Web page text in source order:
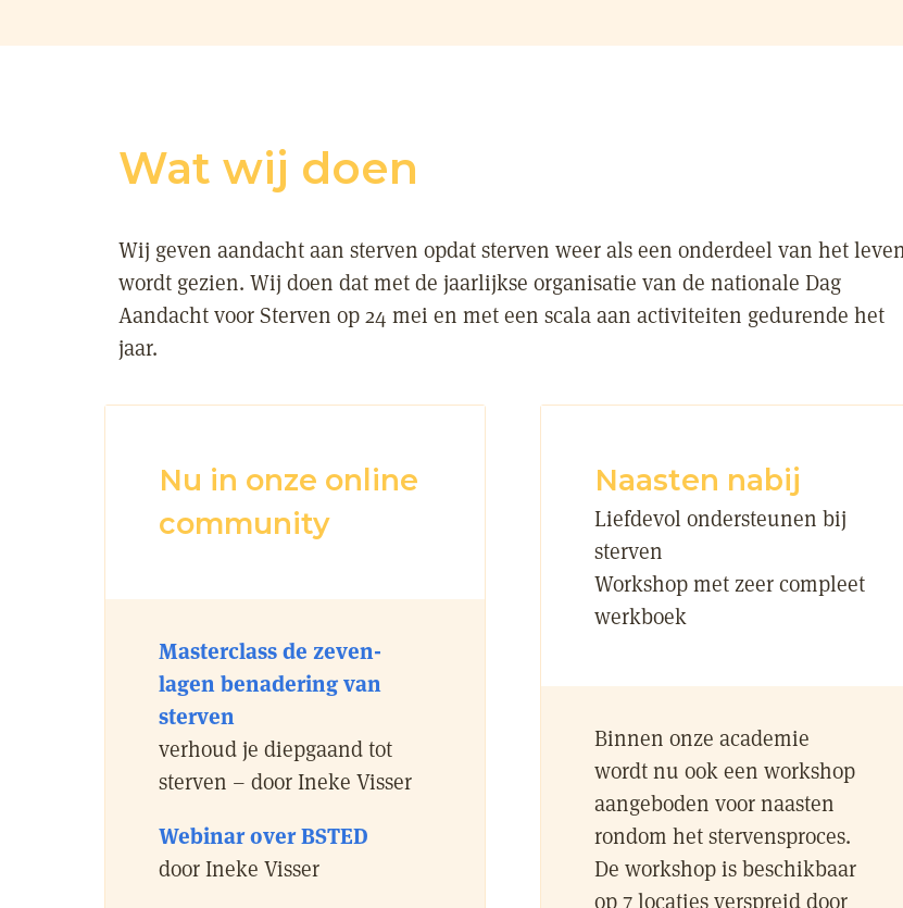
Wat wij doen
Wij geven aandacht aan sterven opdat sterven weer als een onderdeel van het
wordt gezien. Wij doen dat met de jaarlijkse organisatie van de nationale Dag
Aandacht voor Sterven op 24 mei en met een scala aan activiteiten gedurende het
jaar.
Nu in onze online
community
Masterclass de zeven-
lagen benadering van
sterven
verhoud je diepgaand tot
sterven – door Ineke Visser
Webinar over BSTED
door Ineke Visser
Naasten nabij
Liefdevol ondersteunen bij
sterven
Workshop met zeer compleet
werkboek
Binnen onze academie
wordt nu ook een workshop
aangeboden voor naasten
rondom het stervensproces.
De workshop is beschikbaar
op 7 locaties verspreid door